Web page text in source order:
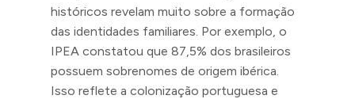
históricos revelam muito sobre a formação
das identidades familiares. Por exemplo, o
IPEA constatou que 87,5% dos brasileiros
possuem sobrenomes de origem ibérica.
Isso reflete a colonização portuguesa e